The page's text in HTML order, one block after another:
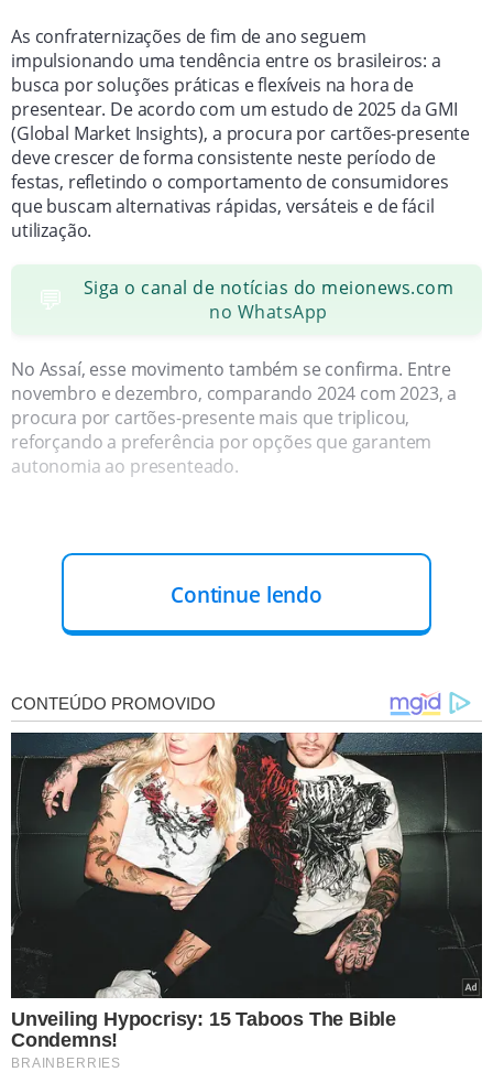
As confraternizações de fim de ano seguem
impulsionando uma tendência entre os brasileiros: a
busca por soluções práticas e flexíveis na hora de
presentear. De acordo com um estudo de 2025 da GMI
(Global Market Insights), a procura por cartões-presente
deve crescer de forma consistente neste período de
festas, refletindo o comportamento de consumidores
que buscam alternativas rápidas, versáteis e de fácil
utilização.
💬
Siga o canal de notícias do meionews.com
no WhatsApp
No Assaí, esse movimento também se confirma. Entre
novembro e dezembro, comparando 2024 com 2023, a
procura por cartões-presente mais que triplicou,
reforçando a preferência por opções que garantem
autonomia ao presenteado.
Em vez de escolher itens específicos, muitos
consumidores têm optado por oferecer liberdade de
escolha — algo especialmente valorizado nas festas de
fim de ano, quando as listas de compras ficam mais
variadas.
Disponíveis nas versões física e digital, os cartões podem
ser adquiridos diretamente nas lojas ou por canais
digitais — como WhatsApp de venda e demais
plataformas parceiras como plataformas de gift card,
Continue lendo